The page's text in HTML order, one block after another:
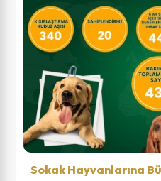
Sokak Hayvanlarına